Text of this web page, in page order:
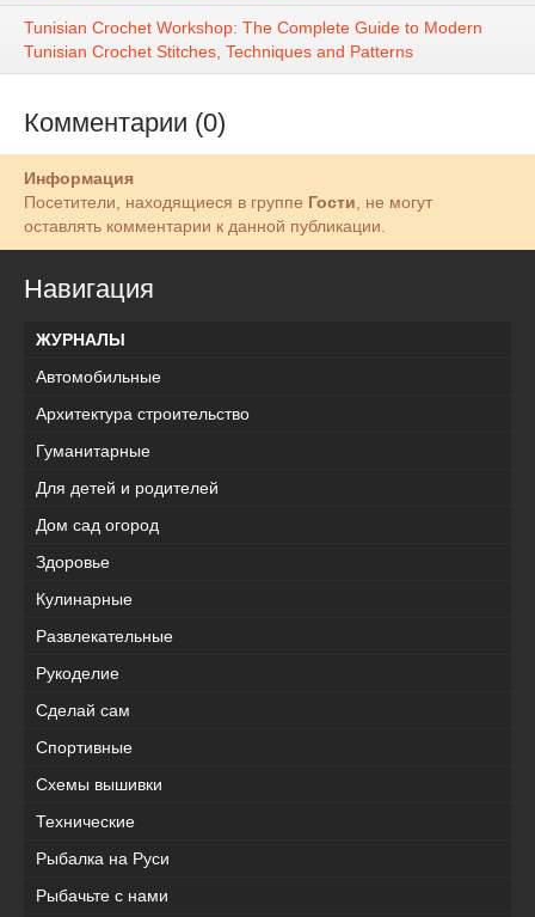
Tunisian Crochet Workshop: The Complete Guide to Modern
Tunisian Crochet Stitches, Techniques and Patterns
Комментарии (0)
Информация
Посетители, находящиеся в группе Гости, не могут
оставлять комментарии к данной публикации.
Навигация
ЖУРНАЛЫ
Автомобильные
Архитектура строительство
Гуманитарные
Для детей и родителей
Дом сад огород
Здоровье
Кулинарные
Развлекательные
Рукоделие
Сделай сам
Спортивные
Схемы вышивки
Технические
Рыбалка на Руси
Рыбачьте с нами